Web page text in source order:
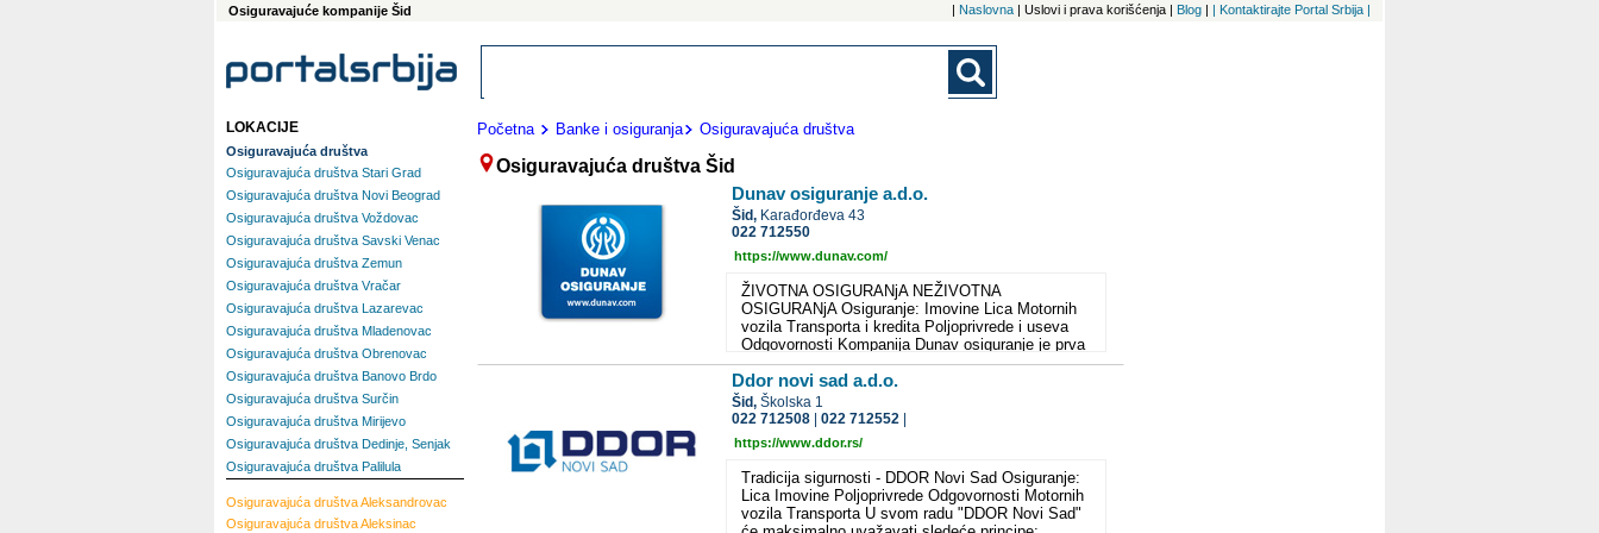
Osiguravajuće kompanije Šid | Naslovna | Uslovi i prava korišćenja | Blog | | Kontaktirajte Portal Srbija |
Početna Banke i osiguranja Osiguravajuća društva
Osiguravajuća društva Šid
Dunav osiguranje a.d.o.
Šid, Karađorđeva 43
022 712550
https://www.dunav.com/
ŽIVOTNA OSIGURANjA NEŽIVOTNA
OSIGURANjA Osiguranje: Imovine Lica Motornih
vozila Transporta i kredita Poljoprivrede i useva
Odgovornosti Kompanija Dunav osiguranje je prva
osiguravajuća kuća u našoj zemlji koja ima
međunarodno priznat sistem upravljanja
kvalitetom. Zvanična potvrda ovog prestižnog
standarda, verifikovana je dodelom sertifikata o
"Sistemu menadžmenta kvalitetom". Švajcarski
SGS (Societe Generale de Surveillance) je
najveća svetska kompanija za verifikaciju,
ispitivanje i sertifikaciju sistema kvaliteta. Dunav
osiguranje još od 2000. godine posluje po
standardima sistema kvaliteta, što je potvrđeno
Ddor novi sad a.d.o.
Šid,Školska 1
022 712508 |022 712552
https://www.ddor.rs/
Tradicija sigurnosti - DDOR Novi Sad Osiguranje:
Lica Imovine Poljoprivrede Odgovornosti Motornih
vozila Transporta U svom radu "DDOR Novi Sad"
LOKACIJE
Osiguravajuća društva
Osiguravajuća društva Stari Grad
Osiguravajuća društva Novi Beograd
Osiguravajuća društva Voždovac
Osiguravajuća društva Savski Venac
Osiguravajuća društva Zemun
Osiguravajuća društva Vračar
Osiguravajuća društva Lazarevac
Osiguravajuća društva Mladenovac
Osiguravajuća društva Obrenovac
Osiguravajuća društva Banovo Brdo
Osiguravajuća društva Surčin
Osiguravajuća društva Mirijevo
Osiguravajuća društva Dedinje, Senjak
Osiguravajuća društva Palilula
Osiguravajuća društvaAleksandrovac
Osiguravajuća društvaAleksinac